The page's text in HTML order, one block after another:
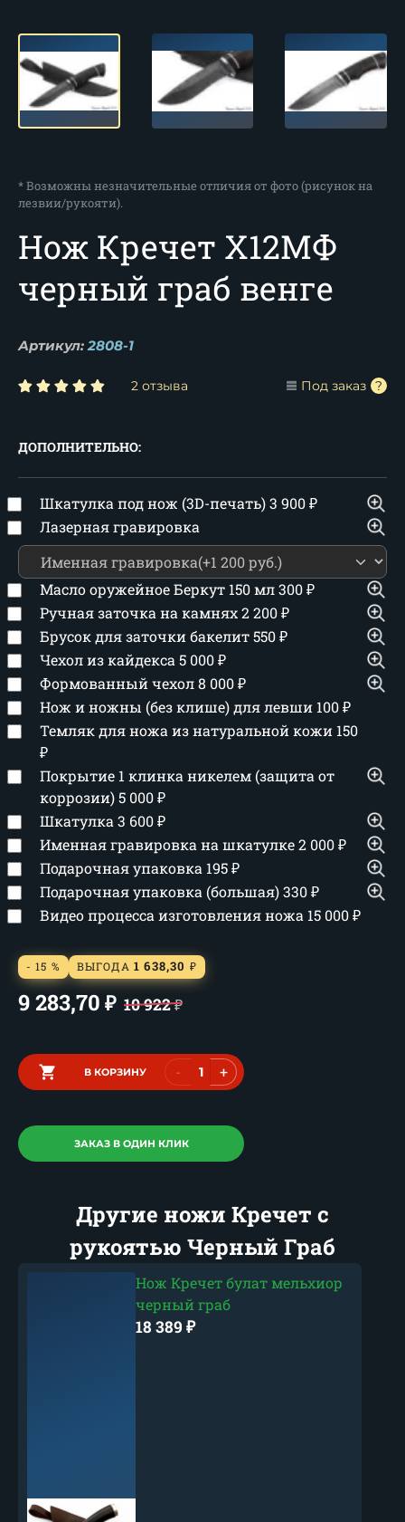
* Возможны незначительные отличия от фото (рисунок на
лезвии/рукояти).
Нож Кречет Х12МФ
черный граб венге
Артикул: 2808-1
2 отзыва Под заказ
ДОПОЛНИТЕЛЬНО:
Шкатулка под нож (3D-печать)3 900₽
Лазерная гравировка
Масло оружейное Беркут 150 мл300₽
Ручная заточка на камнях2 200₽
Брусок для заточки бакелит550₽
Чехол из кайдекса 5 000₽
Формованный чехол8 000₽
Нож и ножны (без клише) для левши 100₽
Темляк для ножа из натуральной кожи 150
₽
Покрытие 1 клинка никелем (защита от
коррозии)5 000₽
Шкатулка 3 600₽
Именная гравировка на шкатулке2 000₽
Подарочная упаковка 195₽
Подарочная упаковка (большая)330₽
Видео процесса изготовления ножа 15 000₽
- 15 % ВЫГОДА 1 638,30 ₽
9 283,70 ₽ 10 922₽
В КОРЗИНУ - +
ЗАКАЗ В ОДИН КЛИК
Другие ножи Кречет с
рукоятью Черный Граб
Нож Кречет булат мельхиор
черный граб
18 389 ₽